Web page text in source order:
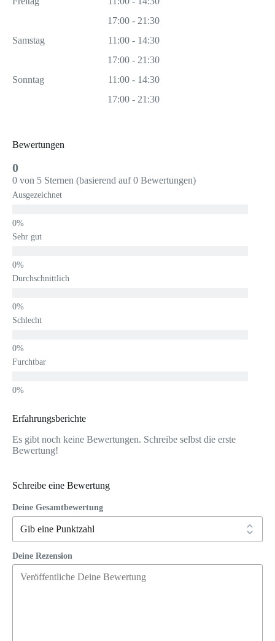
17:00 - 21:30
Samstag
11:00 - 14:30
17:00 - 21:30
Sonntag
11:00 - 14:30
17:00 - 21:30
Bewertungen
0
0 von 5 Sternen (basierend auf 0 Bewertungen)
Ausgezeichnet
Sehr gut
Durchschnittlich
Schlecht
Furchtbar
Erfahrungsberichte
Es gibt noch keine Bewertungen. Schreibe selbst die erste
Bewertung!
Schreibe eine Bewertung
Deine Gesamtbewertung
Deine Rezension